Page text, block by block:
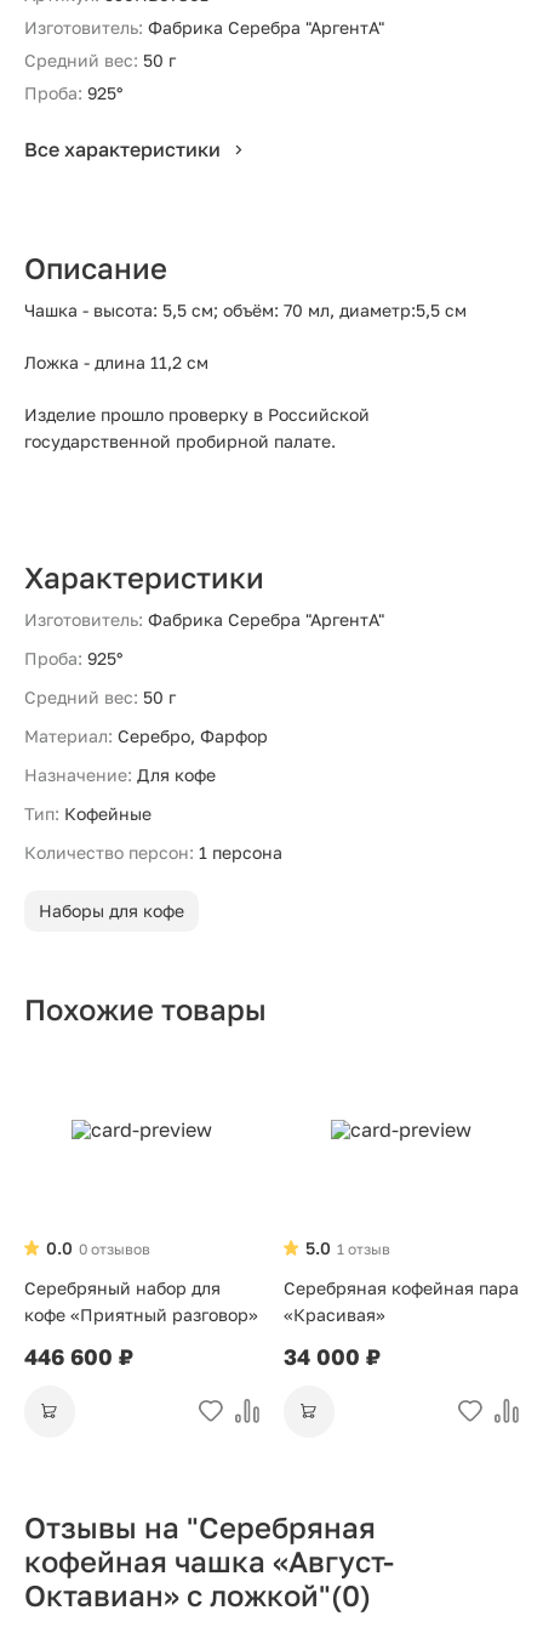
Изготовитель: Фабрика Серебра "АргентА"
Средний вес: 50 г
Проба: 925°
Все характеристики
Описание
Чашка - высота: 5,5 см; объём: 70 мл, диаметр:5,5 см
Ложка - длина 11,2 см
Изделие прошло проверку в Российской
государственной пробирной палате.
Характеристики
Изготовитель: Фабрика Серебра "АргентА"
Проба: 925°
Средний вес: 50 г
Материал: Серебро, Фарфор
Назначение: Для кофе
Тип: Кофейные
Количество персон: 1 персона
Наборы для кофе
Похожие товары
0 отзывов
0.0
Серебряный набор для
кофе «Приятный разговор»
446 600 ₽
1 отзыв
5.0
Серебряная кофейная пара
«Красивая»
34 000 ₽
Отзывы на "Серебряная
кофейная чашка «Август-
Октавиан» с ложкой"(0)